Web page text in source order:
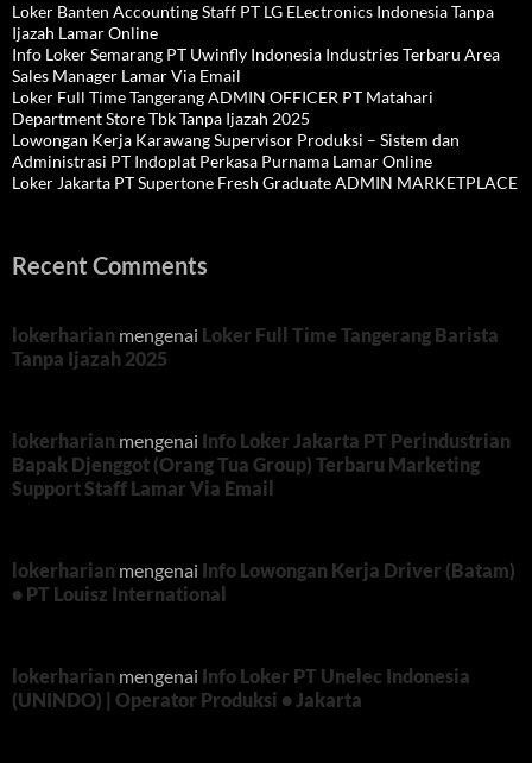
Loker Banten Accounting Staff PT LG ELectronics Indonesia Tanpa
Ijazah Lamar Online
Info Loker Semarang PT Uwinfly Indonesia Industries Terbaru Area
Sales Manager Lamar Via Email
Loker Full Time Tangerang ADMIN OFFICER PT Matahari
Department Store Tbk Tanpa Ijazah 2025
Lowongan Kerja Karawang Supervisor Produksi – Sistem dan
Administrasi PT Indoplat Perkasa Purnama Lamar Online
Loker Jakarta PT Supertone Fresh Graduate ADMIN MARKETPLACE
Recent Comments
lokerharian mengenai Loker Full Time Tangerang Barista
Tanpa Ijazah 2025
lokerharian mengenai Info Loker Jakarta PT Perindustrian
Bapak Djenggot (Orang Tua Group) Terbaru Marketing
Support Staff Lamar Via Email
lokerharian mengenai Info Lowongan Kerja Driver (Batam)
• PT Louisz International
lokerharian mengenai Info Loker PT Unelec Indonesia
(UNINDO) | Operator Produksi • Jakarta